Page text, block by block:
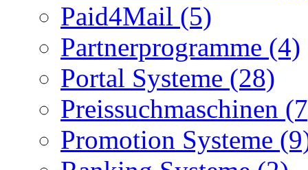
Paid4Mail (5)
Partnerprogramme (4)
Portal Systeme (28)
Preissuchmaschinen
Promotion Systeme